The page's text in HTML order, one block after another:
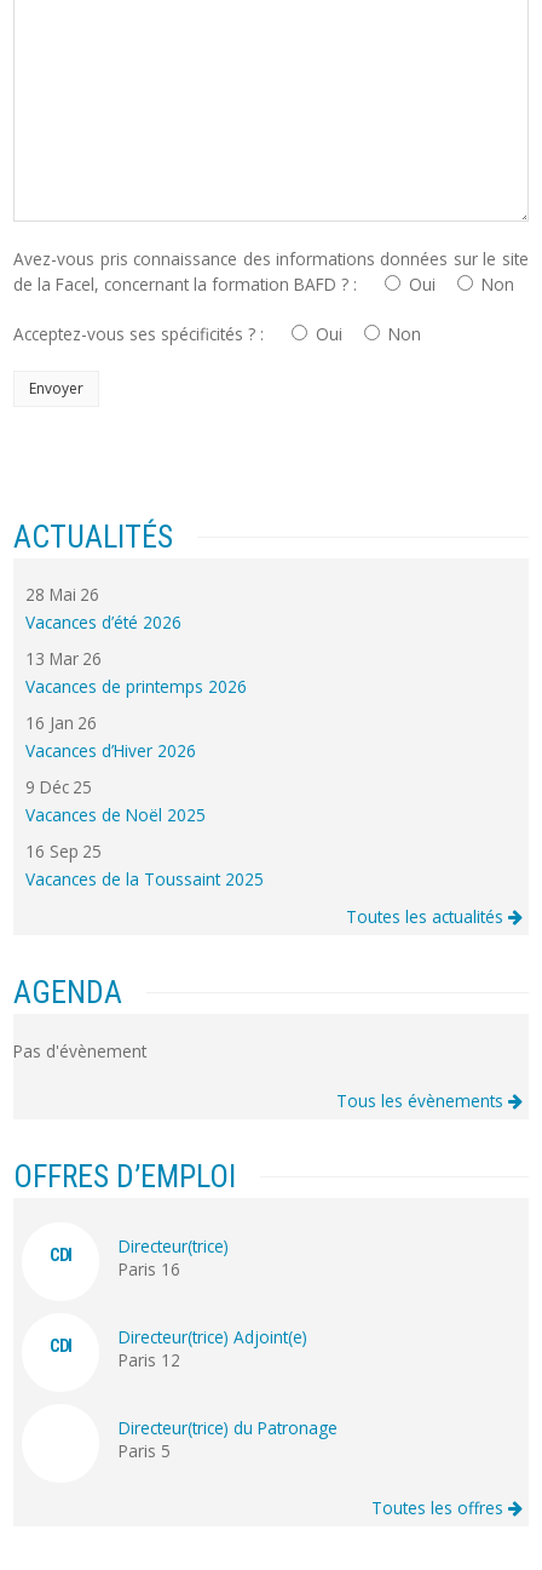
Avez-vous pris connaissance des informations données sur le site
de la Facel, concernant la formation BAFD ? :
Oui Non
Acceptez-vous ses spécificités ? : Oui Non
ACTUALITÉS
28 Mai 26
Vacances d’été 2026
13 Mar 26
Vacances de printemps 2026
16 Jan 26
Vacances d’Hiver 2026
9 Déc 25
Vacances de Noël 2025
16 Sep 25
Vacances de la Toussaint 2025
Toutes les actualités
AGENDA
Pas d'évènement
Tous les évènements
OFFRES D’EMPLOI
CDI
Directeur(trice)
Paris 16
CDI
Directeur(trice) Adjoint(e)
Paris 12
Directeur(trice) du Patronage
Paris 5
Toutes les offres